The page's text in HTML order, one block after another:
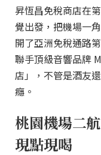
昇恆昌免稅商店在
覺出發，把機場一
開了亞洲免稅通路
聯手頂級音響品牌
店」，不管是酒友
癮。
桃園機場二
現點現喝